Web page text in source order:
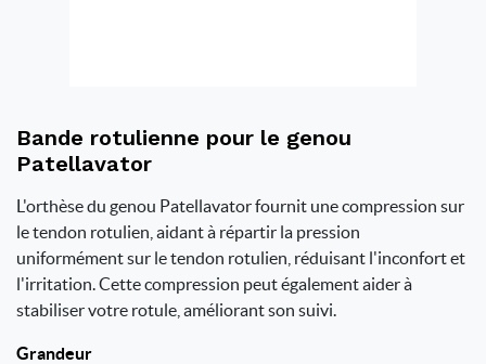
Bande rotulienne pour le genou
Patellavator
L'orthèse du genou Patellavator fournit une compression sur
le tendon rotulien, aidant à répartir la pression
uniformément sur le tendon rotulien, réduisant l'inconfort et
l'irritation. Cette compression peut également aider à
stabiliser votre rotule, améliorant son suivi.
Grandeur